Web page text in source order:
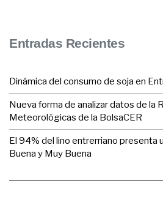
Entradas Recientes
Dinámica del consumo de soja en
Nueva forma de analizar datos de la
Meteorológicas de la BolsaCER
El 94% del lino entrerriano presenta
Buena y Muy Buena